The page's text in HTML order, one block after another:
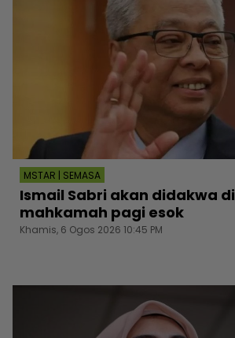
MSTAR | SEMASA
Ismail Sabri akan didakwa di
mahkamah pagi esok
Khamis, 6 Ogos 2026 10:45 PM